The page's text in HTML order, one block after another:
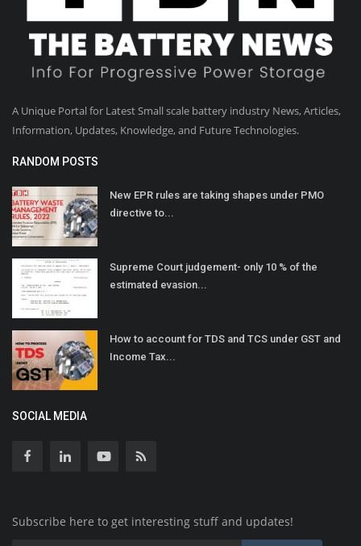
A Unique Portal for Latest Small scale battery industry News, Articles,
Information, Updates, Knowledge, and Future Technologies.
RANDOM POSTS
New EPR rules are taking shapes under PMO
directive to...
Supreme Court judgement- only 10 % of the
estimated evasion...
How to account for TDS and TCS under GST and
Income Tax...
SOCIAL MEDIA
Subscribe here to get interesting stuff and updates!